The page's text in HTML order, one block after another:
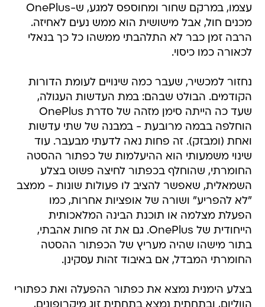
עצמו, במרקם שחור ומחוספס למגע, ש-OnePlus
מכנים חול, אבל מישושית הוא ממש נעים לאחיזה.
הרבה זמן כבר לא התלהבתי ממשהו כל כך בנאלי
לכאורה כמו כיסוי.
נחזור למכשיר, שעבר כמה שינויים לעומת הדורות
הקודמים. הבולט שבהם: במת העדשות העגולה,
שעד כה הייתה סימן מזהה של סדרת OnePlus
הוחלפה בבמה מרובעת - במבנה של שתי עדשות
ואחת (ומבזק). זה פחות נאה לדעתי מבעבר. עוד
שינוי משמעותי הוא ההיעלמות של כפתור ההסטה
החומרתי, שהוחלף בכפתור לחיצה פשוט בצלע
השמאלית, שאפשר להציב לו פעולות שונות - ממצב
"לא להפריע" ושורה של אופציות אחרות, כמו
הפעלת מצלמה או תוכנת הבינה המלאכותית
הייחודית של OnePlus. גם את זה פחות אהבתי,
בתור מישהו שהיה מעריץ של הכפתור ההסטה
החומרתי המבדל, אם באיבוד זהות עסקינן.
בצלע הימנית נמצא את כפתור ההפעלה ואת כפתורי